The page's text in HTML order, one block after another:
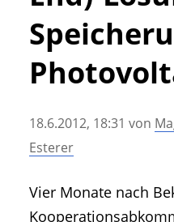
• Geschichte und
• Messen und
• Mitteilung der
• Agritechnica
18.6.2012, 18:31 von
Esterer
Vier Monate nach